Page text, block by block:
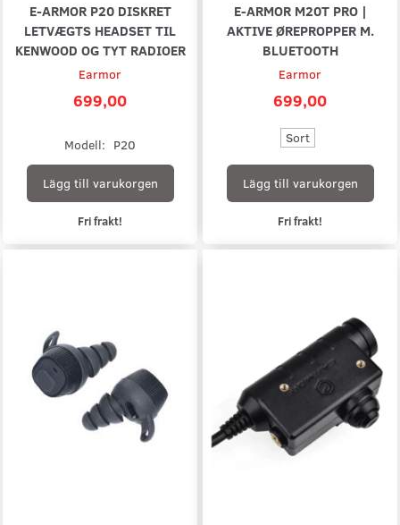
E-ARMOR P20 DISKRET
LETVÆGTS HEADSET TIL
KENWOOD OG TYT RADIOER
Earmor
699,00
Modell: P20
Lägg till varukorgen
Fri frakt!
E-ARMOR M20T PRO |
AKTIVE ØREPROPPER M.
BLUETOOTH
Earmor
699,00
Sort
Lägg till varukorgen
Fri frakt!